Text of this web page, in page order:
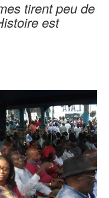
tirent peu de
est